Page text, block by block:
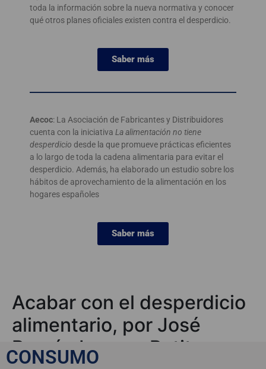
toda la información sobre la nueva normativa y conocer
qué otros planes oficiales existen contra el desperdicio.
Saber más
Aecoc: La Asociación de Fabricantes y Distribuidores
cuenta con la iniciativa La alimentación no tiene
desperdicio desde la que promueve prácticas eficientes
a lo largo de toda la cadena alimentaria para evitar el
desperdicio. Además, ha elaborado un estudio sobre los
hábitos de aprovechamiento de la alimentación en los
hogares españoles
Saber más
Acabar con el desperdicio
alimentario, por José
Ramón Lozano Petit
CONSUMO